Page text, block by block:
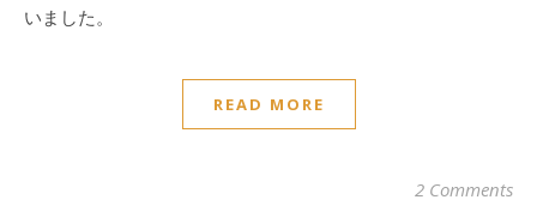
いました。
READ MORE
2 Comments